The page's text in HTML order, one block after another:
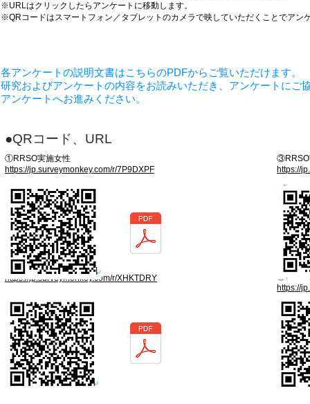
※URLはクリックしたらアンケートに移動します。
※QRコードはスマートフォン／タブレットのカメラで映していただくことでアン
各アンケートの説明文書はこちらのPDFからご覧いただけます。
研究およびアンケートの内容をお読みいただき、アンケートに
アンケートへお進みください。
●QRコード、URL
①RRSO実施女性
https://jp.surveymonkey.com/r/7P9DXPF
②RRSO未実施女性
https://jp.surveymonkey.com/r/XHKTDRY
③RRSO
https://
https://